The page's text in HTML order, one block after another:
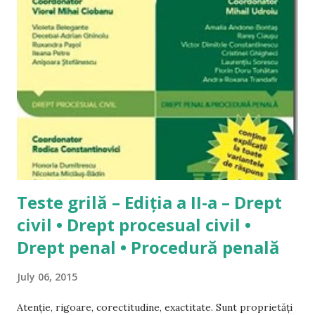
straniu să îmi editez propriile răspunsuri. A se citi și
Materiale de studiu pentru admiterea la INM 1. Cum să noile
coduri pentru examenul de admitere la INM 2014? Iată
întrebarea pe care o primesc din ce în ce mai des pe acest
blog. Întrebarea este legitimă pentru oricine care are în
față încercarea unui examen greu de admitere în profesie și,
tocmai în acest moment dificil, lipsește intrumentul
”principal” de pregătire al studentului: doctrina. Problema
este reală, însă nu...
Teste grilă – Ediția a II-a – Drept
civil • Drept procesual civil •
Drept penal • Procedură penală
July 06, 2015
Atenție, rigoare, corectitudine, exactitate. Sunt proprietăți